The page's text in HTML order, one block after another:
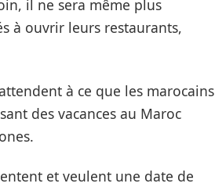
il ne sera même plus
à ouvrir leurs restaurants,
à ce que les marocains
des vacances au Maroc
et veulent une date de